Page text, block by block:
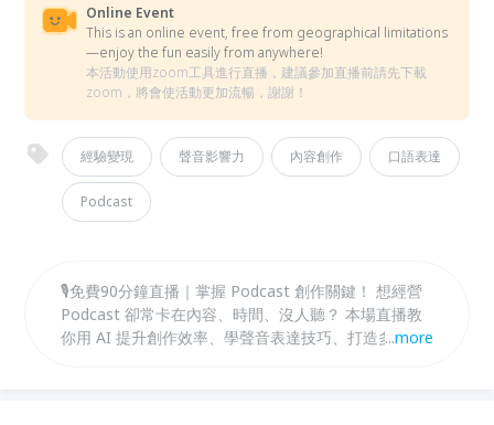
Online Event
This is an online event, free from geographical limitations
—enjoy the fun easily from anywhere!
本活動使用zoom工具進行直播，建議參加直播前請先下載
zoom，將會使活動更加流暢，謝謝！
經驗變現 聲音影響力 內容創作 口語表達
Podcast
🎙免費90分鐘直播｜掌握 Podcast 創作關鍵！ 想經營
Podcast 卻常卡在內容、時間、沒人聽？ 本場直播教
你用 AI 提升創作效率、學聲音表達技巧、打造多平台
...more